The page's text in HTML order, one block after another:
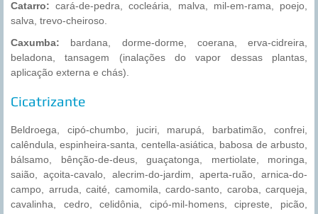
Catarro: cará-de-pedra, cocleária, malva, mil-em-rama, poejo,
salva, trevo-cheiroso.
Caxumba: bardana, dorme-dorme, coerana, erva-cidreira,
beladona, tansagem (inalações do vapor dessas plantas,
aplicação externa e chás).
Cicatrizante
Beldroega, cipó-chumbo, juciri, marupá, barbatimão, confrei,
calêndula, espinheira-santa, centella-asiática, babosa de arbusto,
bálsamo, bênção-de-deus, guaçatonga, mertiolate, moringa,
saião, açoita-cavalo, alecrim-do-jardim, aperta-ruão, arnica-do-
campo, arruda, caité, camomila, cardo-santo, caroba, carqueja,
cavalinha, cedro, celidônia, cipó-mil-homens, cipreste, picão,